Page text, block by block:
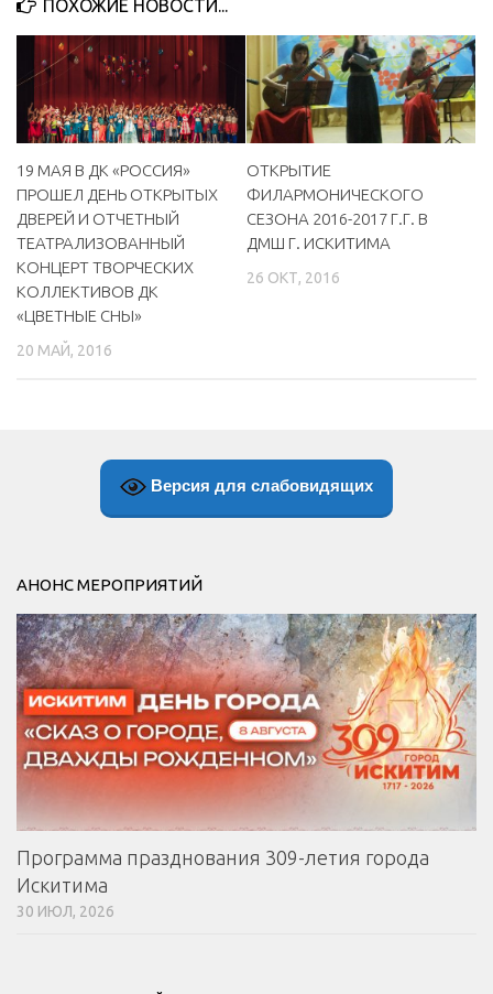
МБУ Дом культуры «Октябрь»
МБОУ ДО «Детская школа искусств»
МБОУ ДО «Детская музыкальная школа»
МБУК «Искитимский городской историко-художественный
музей»
МБУ Парк культуры и отдыха им. И.В. Коротеева
МБУК «Централизованная библиотечная система»
Афиша
ПОХОЖИЕ НОВОСТИ...
19 МАЯ В ДК «РОССИЯ»
ПРОШЕЛ ДЕНЬ ОТКРЫТЫХ
ДВЕРЕЙ И ОТЧЕТНЫЙ
ТЕАТРАЛИЗОВАННЫЙ
КОНЦЕРТ ТВОРЧЕСКИХ
КОЛЛЕКТИВОВ ДК
«ЦВЕТНЫЕ СНЫ»
20 МАЙ, 2016
ОТКРЫТИЕ
ФИЛАРМОНИЧЕСКОГО
СЕЗОНА 2016-2017 Г.Г. В
ДМШ Г. ИСКИТИМА
26 ОКТ, 2016
Версия для слабовидящих
АНОНС МЕРОПРИЯТИЙ
Программа празднования 309-летия города
Искитима
30 ИЮЛ, 2026